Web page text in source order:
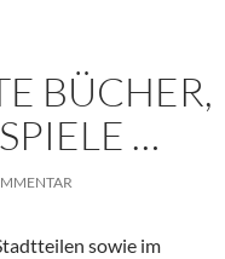
BÜCHER,
…
sowie im